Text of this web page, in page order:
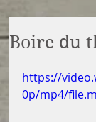
Boire du
https://
0p/mp4/